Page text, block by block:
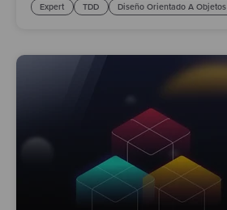
Expert TDD Diseño Orientado A Objetos